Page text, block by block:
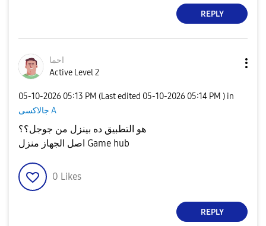
REPLY
احما
Active Level 2
‎05-10-2026 05:13 PM (Last edited ‎05-10-2026 05:14 PM ) in
جالاكسى A
هو التطبيق ده بينزل من جوجل؟؟
اصل الجهاز منزل Game hub
0 Likes
REPLY